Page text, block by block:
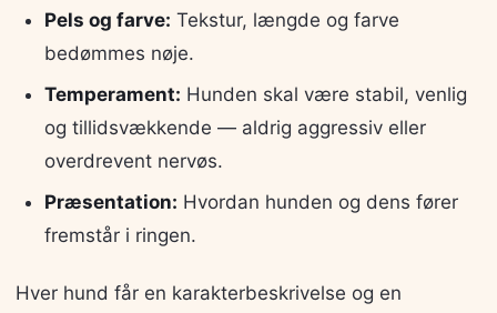
Pels og farve: Tekstur, længde og farve
bedømmes nøje.
Temperament: Hunden skal være stabil, venlig
og tillidsvækkende — aldrig aggressiv eller
overdrevent nervøs.
Præsentation: Hvordan hunden og dens fører
fremstår i ringen.
Hver hund får en karakterbeskrivelse og en